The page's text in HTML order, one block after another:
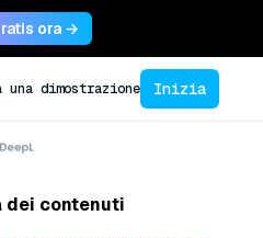
ora →
una dimostrazione Inizia
dei contenuti